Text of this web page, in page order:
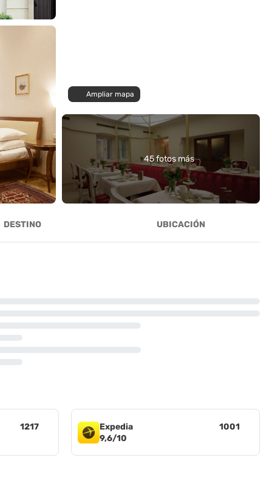
Ampliar mapa
45 fotos más
DESTINO UBICACIÓN
1217
Expedia
9,6/10
1001